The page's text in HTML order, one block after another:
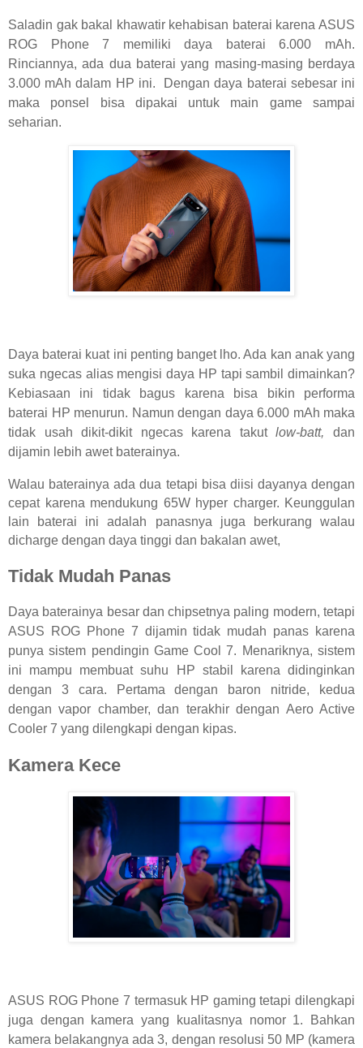
Saladin gak bakal khawatir kehabisan baterai karena ASUS
ROG Phone 7 memiliki daya baterai 6.000 mAh.
Rinciannya, ada dua baterai yang masing-masing berdaya
3.000 mAh dalam HP ini.
Dengan daya baterai sebesar ini
maka ponsel bisa dipakai untuk main game sampai
seharian.
Daya baterai kuat ini penting banget lho. Ada kan anak yang
suka ngecas alias mengisi daya HP tapi sambil dimainkan?
Kebiasaan ini tidak bagus karena bisa bikin performa
baterai HP menurun. Namun dengan daya 6.000 mAh maka
tidak usah dikit-dikit ngecas karena takutlow-batt,dan
dijamin lebih awet baterainya.
Walau baterainya ada dua tetapi bisa diisi dayanya dengan
cepat karena mendukung 65W hyper charger. Keunggulan
lain baterai ini adalah panasnya juga berkurang walau
dicharge dengan daya tinggi dan bakalan awet,
Tidak Mudah Panas
Daya baterainya besar dan chipsetnya paling modern, tetapi
ASUS ROG Phone 7 dijamin tidak mudah panas karena
punya sistem pendingin Game Cool 7. Menariknya, sistem
ini mampu membuat suhu HP stabil karena didinginkan
dengan 3 cara. Pertama dengan baron nitride, kedua
dengan vapor chamber, dan terakhir dengan Aero Active
Cooler 7 yang dilengkapi dengan kipas.
Kamera Kece
ASUS ROG Phone 7 termasuk HP gaming tetapi dilengkapi
juga dengan kamera yang kualitasnya nomor 1. Bahkan
kamera belakangnya ada 3, dengan resolusi 50 MP (kamera